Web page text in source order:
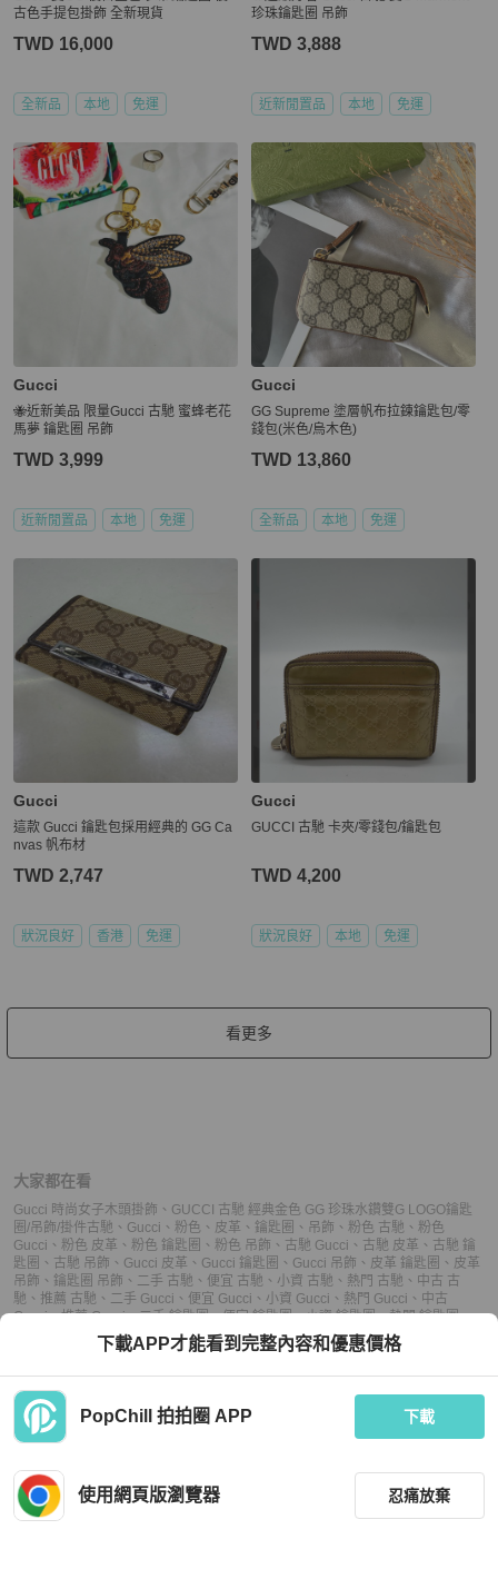
古色手提包掛飾 全新現貨
TWD 16,000
全新品 本地 免運
珍珠鑰匙圈 吊飾
TWD 3,888
近新閒置品 本地 免運
Gucci
🐝近新美品 限量Gucci 古馳 蜜蜂老花
馬夢 鑰匙圈 吊飾
TWD 3,999
近新閒置品 本地 免運
Gucci
GG Supreme 塗層帆布拉鍊鑰匙包/零
錢包(米色/烏木色)
TWD 13,860
全新品 本地 免運
Gucci
這款 Gucci 鑰匙包採用經典的 GG Ca
nvas 帆布材
TWD 2,747
狀況良好 香港 免運
Gucci
GUCCI 古馳 卡夾/零錢包/鑰匙包
TWD 4,200
狀況良好 本地 免運
看更多
大家都在看
Gucci 時尚女子木頭掛飾 、 GUCCI 古馳 經典金色 GG 珍珠水鑽雙G LOGO鑰匙
圈/吊飾/掛件古馳 、 Gucci 、 粉色 、 皮革 、 鑰匙圈 、 吊飾 、 粉色 古馳 、 粉色
Gucci 、 粉色 皮革 、 粉色 鑰匙圈 、 粉色 吊飾 、 古馳 Gucci 、 古馳 皮革 、 古馳 鑰
匙圈 、 古馳 吊飾 、 Gucci 皮革 、 Gucci 鑰匙圈 、 Gucci 吊飾 、 皮革 鑰匙圈 、 皮革
吊飾 、 鑰匙圈 吊飾 、 二手 古馳 、 便宜 古馳 、 小資 古馳 、 熱門 古馳 、 中古 古
馳 、 推薦 古馳 、 二手 Gucci 、 便宜 Gucci 、 小資 Gucci 、 熱門 Gucci 、 中古
Gucci、推薦 Gucci、二手 鑰匙圈、便宜 鑰匙圈、小資 鑰匙圈、熱門 鑰匙圈、
推薦 鑰匙圈、 二手 吊飾、便宜 吊飾、小資 吊飾、熱門 吊飾
推薦 吊飾
下載APP才能看到完整內容和優惠價格
PopChill 拍拍圈 APP 下載
使用網頁版瀏覽器 忍痛放棄